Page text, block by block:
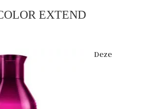
EXTEND
Deze